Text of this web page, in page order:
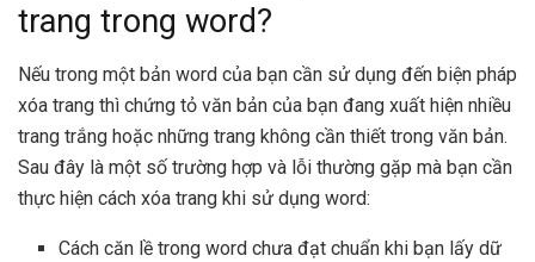
trang trong word?
Nếu trong một bản word của bạn cần sử dụng đến biện pháp
xóa trang thì chứng tỏ văn bản của bạn đang xuất hiện nhiều
trang trắng hoặc những trang không cần thiết trong văn bản.
Sau đây là một số trường hợp và lỗi thường gặp mà bạn cần
thực hiện cách xóa trang khi sử dụng word:
Cách căn lề trong word chưa đạt chuẩn khi bạn lấy dữ